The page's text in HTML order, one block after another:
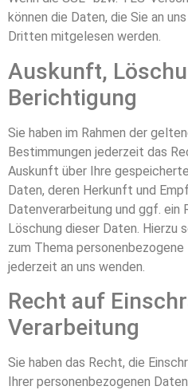
können die Daten, die Sie an
Dritten mitgelesen werden.
Auskunft,
Berichtigung
Sie haben im Rahmen der
Bestimmungen jederzeit das
Auskunft über Ihre
Daten, deren Herkunft und
Datenverarbeitung und ggf. ein
Löschung dieser Daten. Hierzu
zum Thema
jederzeit an uns wenden.
Recht auf
Verarbeitung
Sie haben das Recht, die
Ihrer personenbezogenen